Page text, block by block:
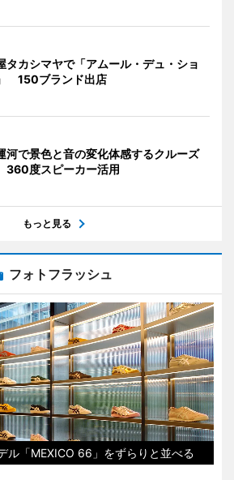
タカシマヤで「アムール・デュ・ショ
150ブランド出店
河で景色と音の変化体感するクルーズ
度スピーカー活用
もっと見る
フォトフラッシュ
ル「MEXICO 66」をずらりと並べる